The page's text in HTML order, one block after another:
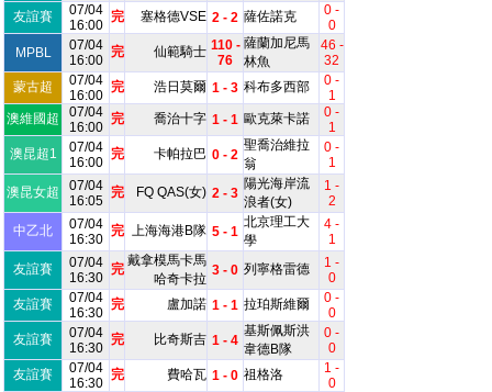
友誼賽
07/04
16:00
完 塞格德VSE 2 - 2 薩佐諾克
0 -
0
MPBL
07/04
16:00
完 仙範騎士 110 -
76
薩蘭加尼馬
林魚
46 -
32
蒙古超
07/04
16:00
完 浩日莫爾 1 - 3 科布多西部
0 -
1
澳維國超
07/04
16:00
完 喬治十字 1 - 1 歐克萊卡諾
0 -
1
澳昆超1
07/04
16:00
完 卡帕拉巴 0 - 2
聖喬治維拉
翁
0 -
1
澳昆女超
07/04
16:05
完 FQ QAS(女) 2 - 3
陽光海岸流
浪者(女)
1 -
2
中乙北
07/04
16:30
完 上海海港B隊 5 - 1
北京理工大
學
4 -
1
友誼賽
07/04
16:30
完
戴拿模馬卡馬
哈奇卡拉
3 - 0 列寧格雷德
1 -
0
友誼賽
07/04
16:30
完 盧加諾 1 - 1 拉珀斯維爾
0 -
0
友誼賽
07/04
16:30
完 比奇斯吉 1 - 4
基斯佩斯洪
韋德B隊
0 -
0
友誼賽
07/04
16:30
完 費哈瓦 1 - 0 祖格洛
1 -
0